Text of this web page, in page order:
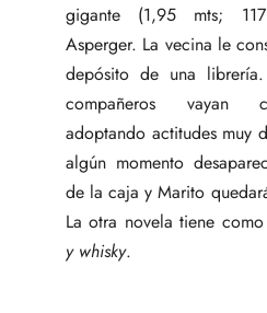
gigante (1,95 mts;
Asperger. La vecina le
depósito de una
compañeros vayan
adoptando actitudes muy
algún momento
de la caja y Marito
La otra novela tiene
y whisky.